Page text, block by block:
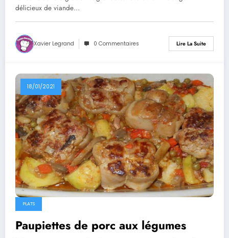
délicieux de viande…
Xavier Legrand 0 Commentaires Lire La Suite
18/01/2021
PLATS
Paupiettes de porc aux légumes